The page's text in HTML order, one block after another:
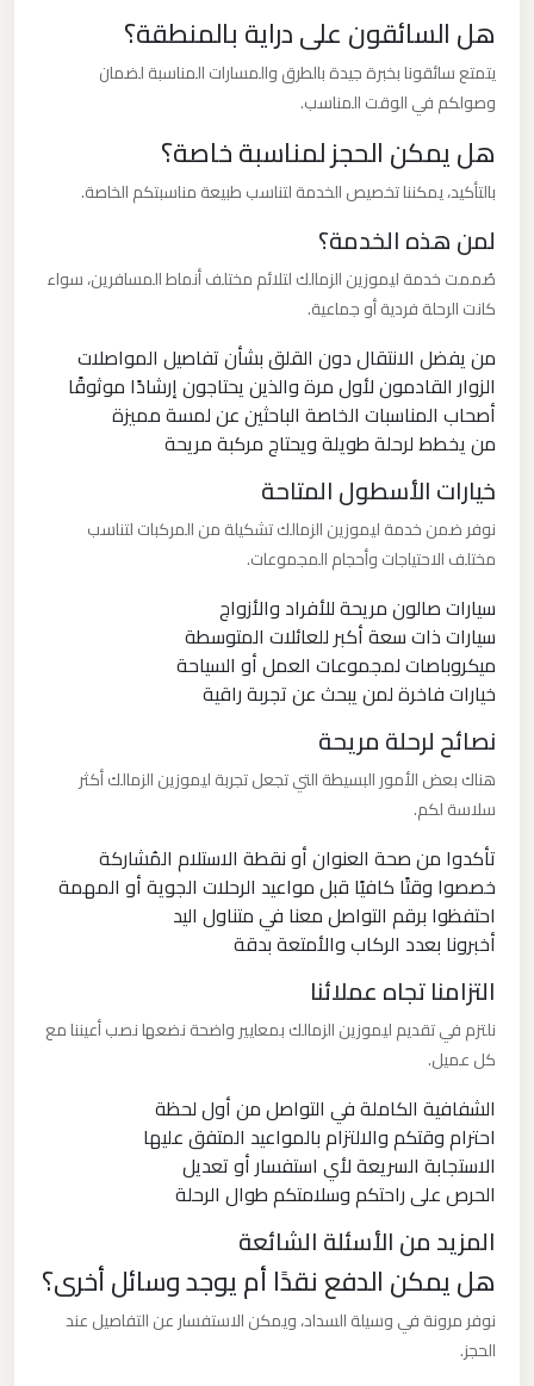
هل السائقون على دراية بالمنطقة؟
يتمتع سائقونا بخبرة جيدة بالطرق والمسارات المناسبة لضمان
وصولكم في الوقت المناسب.
هل يمكن الحجز لمناسبة خاصة؟
بالتأكيد، يمكننا تخصيص الخدمة لتناسب طبيعة مناسبتكم الخاصة.
لمن هذه الخدمة؟
صُممت خدمة ليموزين الزمالك لتلائم مختلف أنماط المسافرين، سواء
كانت الرحلة فردية أو جماعية.
من يفضل الانتقال دون القلق بشأن تفاصيل المواصلات
الزوار القادمون لأول مرة والذين يحتاجون إرشادًا موثوقًا
أصحاب المناسبات الخاصة الباحثين عن لمسة مميزة
من يخطط لرحلة طويلة ويحتاج مركبة مريحة
خيارات الأسطول المتاحة
نوفر ضمن خدمة ليموزين الزمالك تشكيلة من المركبات لتناسب
مختلف الاحتياجات وأحجام المجموعات.
سيارات صالون مريحة للأفراد والأزواج
سيارات ذات سعة أكبر للعائلات المتوسطة
ميكروباصات لمجموعات العمل أو السياحة
خيارات فاخرة لمن يبحث عن تجربة راقية
نصائح لرحلة مريحة
هناك بعض الأمور البسيطة التي تجعل تجربة ليموزين الزمالك أكثر
سلاسة لكم.
تأكدوا من صحة العنوان أو نقطة الاستلام المُشاركة
خصصوا وقتًا كافيًا قبل مواعيد الرحلات الجوية أو المهمة
احتفظوا برقم التواصل معنا في متناول اليد
أخبرونا بعدد الركاب والأمتعة بدقة
التزامنا تجاه عملائنا
نلتزم في تقديم ليموزين الزمالك بمعايير واضحة نضعها نصب أعيننا مع
كل عميل.
الشفافية الكاملة في التواصل من أول لحظة
احترام وقتكم والالتزام بالمواعيد المتفق عليها
الاستجابة السريعة لأي استفسار أو تعديل
الحرص على راحتكم وسلامتكم طوال الرحلة
المزيد من الأسئلة الشائعة
هل يمكن الدفع نقدًا أم يوجد وسائل أخرى؟
نوفر مرونة في وسيلة السداد، ويمكن الاستفسار عن التفاصيل عند
الحجز.
الساخن
ليموزين
القاهرة
أسعار
ليموزين
ليموزين
الغردقة
ليموزين
العلمين
الجديدة
ليموزين
العلمين
ليموزين
العالمين
ليموزين
العاصمة
الادارية
ليموزين
ليموزين
الجديدة